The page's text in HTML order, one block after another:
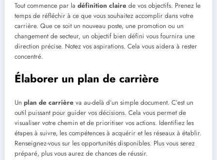
Tout commence par la définition claire de vos objectifs. Prenez le
temps de réfléchir à ce que vous souhaitez accomplir dans votre
carrière. Que ce soit un nouveau poste, une promotion ou un
changement de secteur, un objectif bien défini vous fournira une
direction précise. Notez vos aspirations. Cela vous aidera à rester
concentré.
Élaborer un plan de carrière
Un plan de carrière va au-delà d’un simple document. C’est un
outil puissant pour guider vos décisions. Cela vous permet de
visualiser votre chemin et de prioritiser vos actions. Identifiez les
étapes à suivre, les compétences à acquérir et les réseaux à établir.
Renseignez-vous sur les opportunités disponibles. Plus vous serez
préparé, plus vous aurez de chances de réussir.